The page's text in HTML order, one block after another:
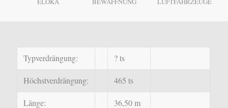
Typverdrängung: ? ts
Höchstverdrängung: 465 ts
Länge: 36,50 m